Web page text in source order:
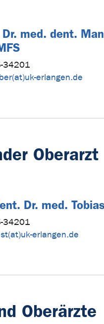
med. dent.
34201
erlangen.de
Oberarzt
Dr. med.
34201
erlangen.de
Oberärzte